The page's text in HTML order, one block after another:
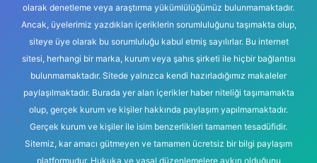
olarak denetleme veya araştırma yükümlülüğümüz bulunmamaktadır.
Ancak, üyelerimiz yazdıkları içeriklerin sorumluluğunu taşımakta olup,
siteye üye olarak bu sorumluluğu kabul etmiş sayılırlar. Bu internet
sitesi, herhangi bir marka, kurum veya şahıs şirketi ile hiçbir bağlantısı
bulunmamaktadır. Sitede yalnızca kendi hazırladığımız makaleler
paylaşılmaktadır. Burada yer alan içerikler haber niteliği taşımamakta
olup, gerçek kurum ve kişiler hakkında paylaşım yapılmamaktadır.
Gerçek kurum ve kişiler ile isim benzerlikleri tamamen tesadüfidir.
Sitemiz, kar amacı gütmeyen ve tamamen ücretsiz bir bilgi paylaşım
platformudur. Hukuka ve yasal düzenlemelere aykırı olduğunu